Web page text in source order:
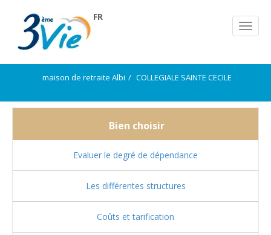
FR
maison de retraite Albi COLLEGIALE SAINTE CECILE
Bien choisir
Evaluer le degré de dépendance
Les différentes structures
Coûts et tarification